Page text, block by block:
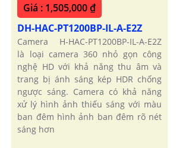
Giá : 1,505,000 ₫
DH-HAC-PT1200BP-IL-A-E2Z
Camera H-HAC-PT1200BP-IL-A-E2Z
là loại camera 360 nhỏ gọn công
nghệ HD với khả năng thu âm và
trang bị ánh sáng kép HDR chống
ngược sáng. Camera có khả năng
xử lý hình ảnh thiếu sáng với màu
ban đêm hình ảnh ban đêm rõ nét
sáng hơn